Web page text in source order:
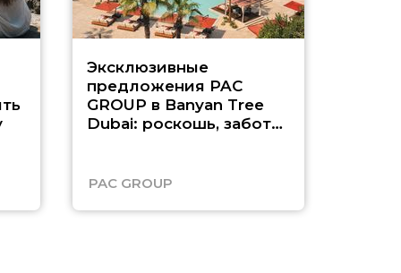
Эксклюзивные
предложения PAC
GROUP в Banyan Tree
Dubai: роскошь, забота
PAC GROUP